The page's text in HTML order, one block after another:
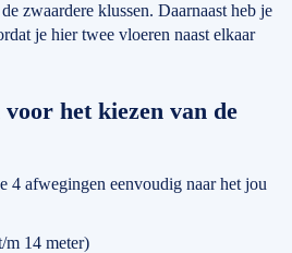
zwaardere klussen. Daarnaast heb je
je hier twee vloeren naast elkaar
het kiezen van de
4 afwegingen eenvoudig naar het jou
m 14 meter)